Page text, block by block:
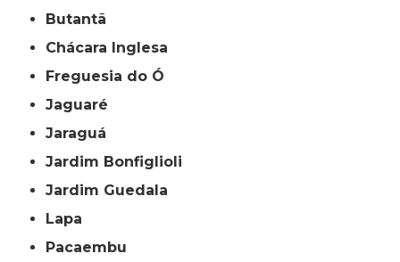
Butantã
Chácara Inglesa
Freguesia do Ó
Jaguaré
Jaraguá
Jardim Bonfiglioli
Jardim Guedala
Lapa
Pacaembu